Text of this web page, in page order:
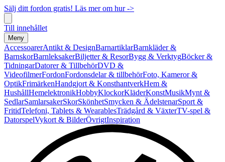
Sälj ditt fordon gratis! Läs mer om hur ->
Till innehållet
Meny
AccessoarerAntikt & DesignBarnartiklarBarnkläder &
BarnskorBarnleksakerBiljetter & ResorBygg & VerktygBöcker &
TidningarDatorer & TillbehörDVD &
VideofilmerFordonFordonsdelar & tillbehörFoto, Kameror &
OptikFrimärkenHandgjort & KonsthantverkHem &
HushållHemelektronikHobbyKlockorKläderKonstMusikMynt &
SedlarSamlarsakerSkorSkönhetSmycken & ÄdelstenarSport &
FritidTelefoni, Tablets & WearablesTrädgård & VäxterTV-spel &
DatorspelVykort & BilderÖvrigtInspiration